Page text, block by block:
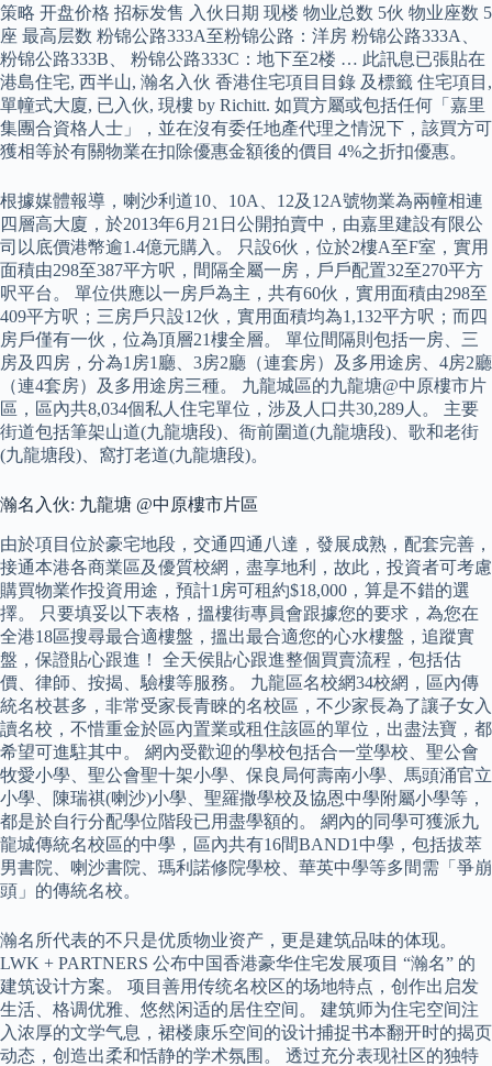
策略 开盘价格 招标发售 入伙日期 现楼 物业总数 5伙 物业座数 5
座 最高层数 粉锦公路333A至粉锦公路：洋房 粉锦公路333A、
粉锦公路333B、 粉锦公路333C：地下至2楼 … 此訊息已張貼在
港島住宅, 西半山, 瀚名入伙 香港住宅項目目錄 及標籤 住宅項目,
單幢式大廈, 已入伙, 現樓 by Richitt. 如買方屬或包括任何「嘉里
集團合資格人士」，並在沒有委任地產代理之情況下，該買方可
獲相等於有關物業在扣除優惠金額後的價目 4%之折扣優惠。
根據媒體報導，喇沙利道10、10A、12及12A號物業為兩幢相連
四層高大廈，於2013年6月21日公開拍賣中，由嘉里建設有限公
司以底價港幣逾1.4億元購入。 只設6伙，位於2樓A至F室，實用
面積由298至387平方呎，間隔全屬一房，戶戶配置32至270平方
呎平台。 單位供應以一房戶為主，共有60伙，實用面積由298至
409平方呎；三房戶只設12伙，實用面積均為1,132平方呎；而四
房戶僅有一伙，位為頂層21樓全層。 單位間隔則包括一房、三
房及四房，分為1房1廳、3房2廳（連套房）及多用途房、4房2廳
（連4套房）及多用途房三種。 九龍城區的九龍塘@中原樓市片
區，區內共8,034個私人住宅單位，涉及人口共30,289人。 主要
街道包括筆架山道(九龍塘段)、衙前圍道(九龍塘段)、歌和老街
(九龍塘段)、窩打老道(九龍塘段)。
瀚名入伙: 九龍塘 @中原樓市片區
由於項目位於豪宅地段，交通四通八達，發展成熟，配套完善，
接通本港各商業區及優質校網，盡享地利，故此，投資者可考慮
購買物業作投資用途，預計1房可租約$18,000，算是不錯的選
擇。 只要填妥以下表格，搵樓街專員會跟據您的要求，為您在
全港18區搜尋最合適樓盤，搵出最合適您的心水樓盤，追蹤實
盤，保證貼心跟進！ 全天侯貼心跟進整個買賣流程，包括估
價、律師、按揭、驗樓等服務。 九龍區名校網34校網，區內傳
統名校甚多，非常受家長青睞的名校區，不少家長為了讓子女入
讀名校，不惜重金於區內置業或租住該區的單位，出盡法寶，都
希望可進駐其中。 網內受歡迎的學校包括合一堂學校、聖公會
牧愛小學、聖公會聖十架小學、保良局何壽南小學、馬頭涌官立
小學、陳瑞祺(喇沙)小學、聖羅撒學校及協恩中學附屬小學等，
都是於自行分配學位階段已用盡學額的。 網內的同學可獲派九
龍城傳統名校區的中學，區內共有16間BAND1中學，包括拔萃
男書院、喇沙書院、瑪利諾修院學校、華英中學等多間需「爭崩
頭」的傳統名校。
瀚名所代表的不只是优质物业资产，更是建筑品味的体现。
LWK + PARTNERS 公布中国香港豪华住宅发展项目 “瀚名” 的
建筑设计方案。 项目善用传统名校区的场地特点，创作出启发
生活、格调优雅、悠然闲适的居住空间。 建筑师为住宅空间注
入浓厚的文学气息，裙楼康乐空间的设计捕捉书本翻开时的揭页
动态，创造出柔和恬静的学术氛围。 透过充分表现社区的独特